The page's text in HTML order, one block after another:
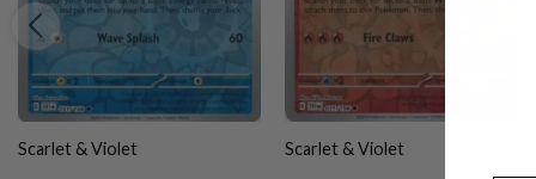
Scarlet & Violet Scarlet & Violet